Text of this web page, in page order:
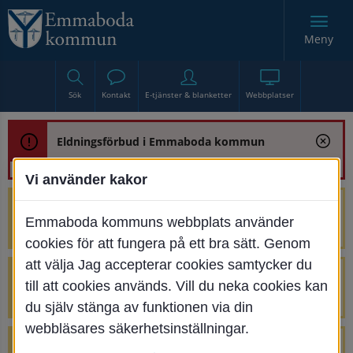
Sök Kontakt E-tjänster & blanketter Webbplatser
Meny
Eldningsförbud i Emmaboda kommun
renoveringen av Bjurbäcksbron
Tillfälliga avstängningar på Centrumtorget
v. 25-34
Vi använder kakor
Emmaboda kommuns webbplats använder
cookies för att fungera på ett bra sätt. Genom
att välja Jag accepterar cookies samtycker du
till att cookies används. Vill du neka cookies kan
du själv stänga av funktionen via din
webbläsares säkerhetsinställningar.